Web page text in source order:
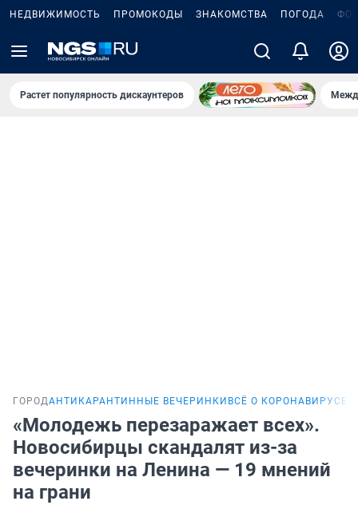
НЕДВИЖИМОСТЬ ПРОМОКОДЫ ЗНАКОМСТВА ПОГОДА
Растет популярность дискаунтеров
ГОРОДАНТИКАРАНТИННЫЕ ВЕЧЕРИНКИ ВСЁ О КОРОНАВИРУСЕ
«Молодежь перезаражает всех».
Новосибирцы скандалят из-за
вечеринки на Ленина — 19 мнений
на грани